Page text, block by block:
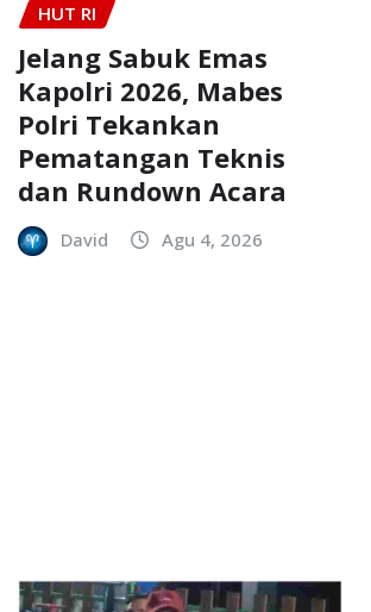
HUT RI
Jelang Sabuk Emas
Kapolri 2026, Mabes
Polri Tekankan
Pematangan Teknis
dan Rundown Acara
David Agu 4, 2026